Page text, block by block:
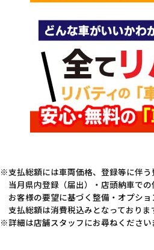
支払総額には車両価格、登録等に伴
当月県内登録（届出）・店頭納車での
お客様の要望に基づく整備・オプショ
支払総額は消費税込みとなっておりま
詳細は店舗スタッフにお尋ねください